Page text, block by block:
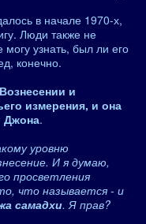
в начале 1970-х,
Люди также не
узнать, был ли его
конечно.
и
измерения, и она
Джона.
уровню
И я думаю,
просветления
что называется - и
самадхи. Я прав?